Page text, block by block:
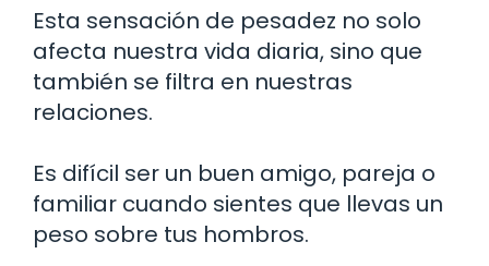
Esta sensación de pesadez no solo
afecta nuestra vida diaria, sino que
también se filtra en nuestras
relaciones.
Es difícil ser un buen amigo, pareja o
familiar cuando sientes que llevas un
peso sobre tus hombros.